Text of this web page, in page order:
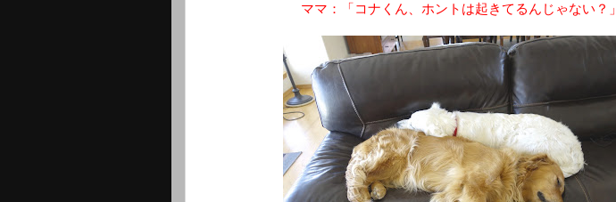
ママ：「コナくん、ホントは起きてるんじゃない？」